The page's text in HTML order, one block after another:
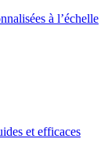
à l’échelle
et efficaces